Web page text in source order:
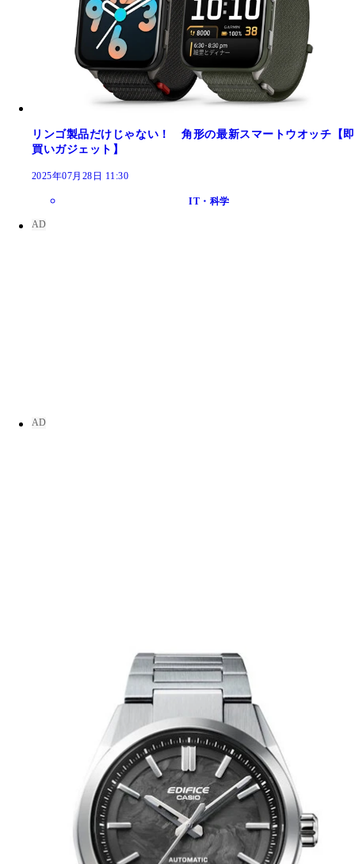
リンゴ製品だけじゃない！ 角形の最新スマートウオッチ【即
買いガジェット】
2025年07月28日 11:30
IT・科学